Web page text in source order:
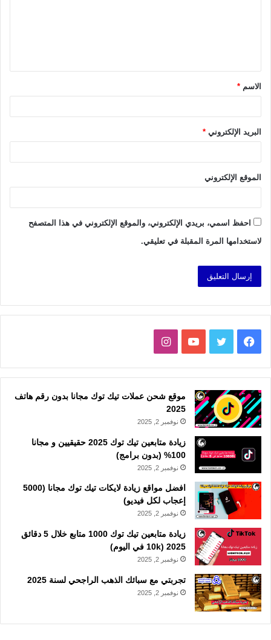
ق
*الاسم *
البريد الإلكتروني *
الموقع الإلكتروني
احفظ اسمي، بريدي الإلكتروني، والموقع الإلكتروني في هذا المتصفح
لاستخدامها المرة المقبلة في تعليقي.
فيسبوك تويتر يوتيوبانستقرام
موقع شحن عملات تيك توك مجانا بدون رقم هاتف
2025
نوفمبر 2, 2025
زيادة متابعين تيك توك 2025 حقيقيين و مجانا
100% (بدون برامج)
نوفمبر 2, 2025
افضل مواقع زيادة لايكات تيك توك مجانا (5000
إعجاب لكل فيديو)
نوفمبر 2, 2025
زيادة متابعين تيك توك 1000 متابع خلال 5 دقائق
2025 (10k في اليوم)
نوفمبر 2, 2025
تجربتي مع سبائك الذهب الراجحي لسنة 2025
نوفمبر 2, 2025